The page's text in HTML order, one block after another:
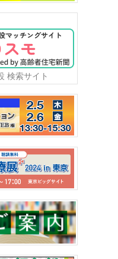
検索サイト